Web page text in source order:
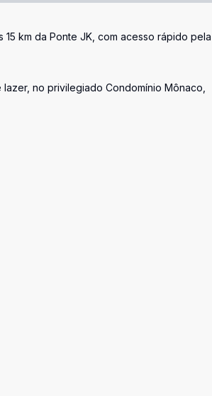
km da Ponte JK, com acesso rápido
no privilegiado Condomínio Mônaco,